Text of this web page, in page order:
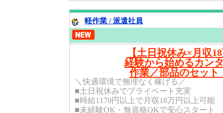
軽作業 / 派遣社員
【土日祝休み×月収
経験から始めるカン
作業／部品のセット
＼快適環境で無理なく稼げる／
■土日祝休みでプライベート充実
■時給1170円以上で月収18万円以上可能
■未経験OK・無資格OKで安心スタート